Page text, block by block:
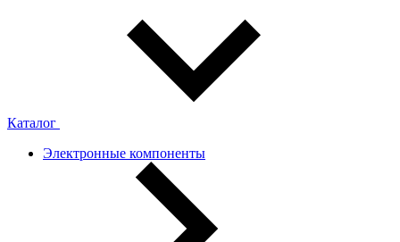
Каталог
Электронные компоненты